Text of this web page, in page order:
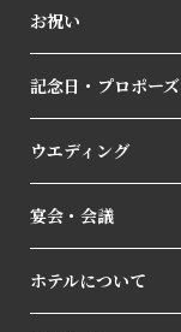
お祝い
記念日・プロポーズ
ウエディング
宴会・会議
ホテルについて